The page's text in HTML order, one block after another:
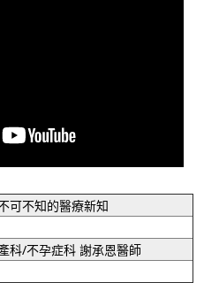
可不知的醫療新知
科/不孕症科 謝承恩醫師